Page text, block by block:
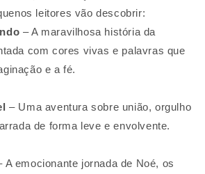
leitores vão descobrir:
– A maravilhosa história da
com cores vivas e palavras que
e a fé.
– Uma aventura sobre união, orgulho
de forma leve e envolvente.
A emocionante jornada de Noé, os